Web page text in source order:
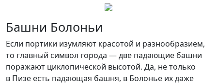
Башни Болоньи
Если портики изумляют красотой и разнообразием,
то главный символ города — две падающие башни
поражают циклопической высотой. Да, не только
в Пизе есть падающая башня, в Болонье их даже